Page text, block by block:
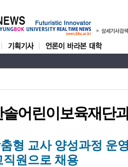
어린이보육재단
형 교사 양성과정 운
원으로 채용